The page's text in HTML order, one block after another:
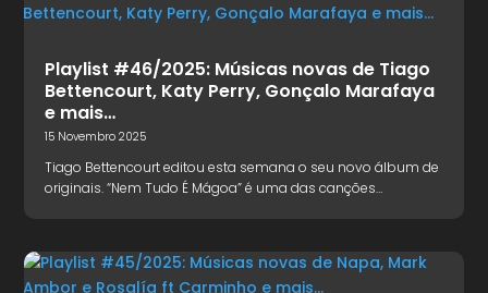
Playlist #46/2025: Músicas novas de Tiago
Bettencourt, Katy Perry, Gonçalo Marafaya
e mais…
15 Novembro 2025
Tiago Bettencourt editou esta semana o seu novo álbum de
originais. “Nem Tudo É Mágoa” é uma das canções…